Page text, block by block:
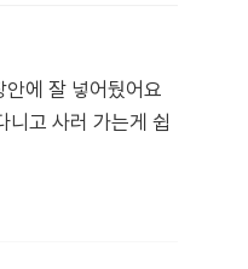
에 잘 넣어뒀어요
니고 사러 가는게 쉽